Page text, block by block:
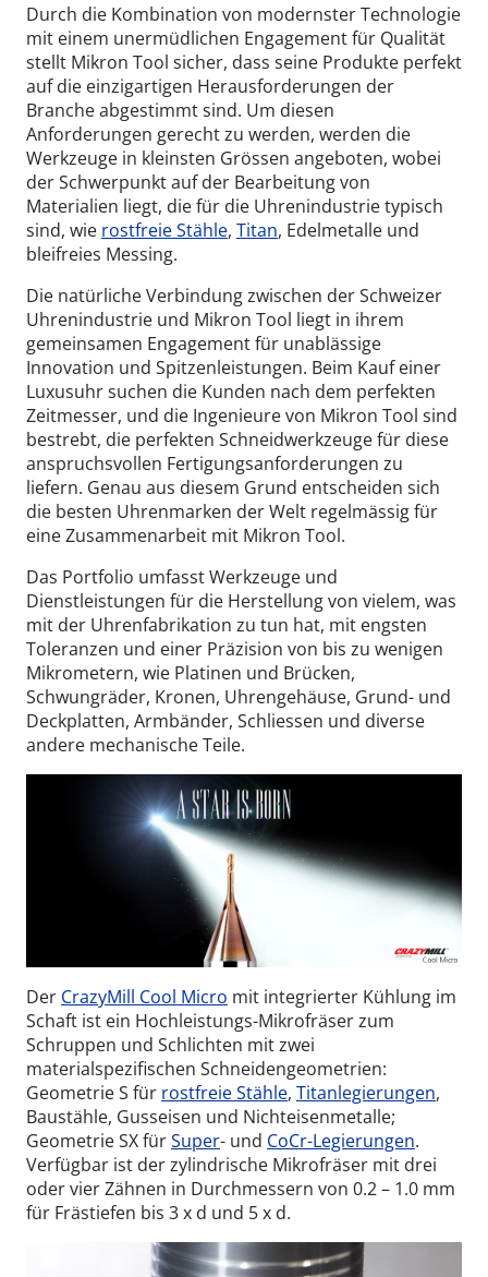
Durch die Kombination von modernster Technologie
mit einem unermüdlichen Engagement für Qualität
stellt Mikron Tool sicher, dass seine Produkte perfekt
auf die einzigartigen Herausforderungen der
Branche abgestimmt sind. Um diesen
Anforderungen gerecht zu werden, werden die
Werkzeuge in kleinsten Grössen angeboten, wobei
der Schwerpunkt auf der Bearbeitung von
Materialien liegt, die für die Uhrenindustrie typisch
sind, wie rostfreie Stähle, Titan, Edelmetalle und
bleifreies Messing.
Die natürliche Verbindung zwischen der Schweizer
Uhrenindustrie und Mikron Tool liegt in ihrem
gemeinsamen Engagement für unablässige
Innovation und Spitzenleistungen. Beim Kauf einer
Luxusuhr suchen die Kunden nach dem perfekten
Zeitmesser, und die Ingenieure von Mikron Tool sind
bestrebt, die perfekten Schneidwerkzeuge für diese
anspruchsvollen Fertigungsanforderungen zu
liefern. Genau aus diesem Grund entscheiden sich
die besten Uhrenmarken der Welt regelmässig für
eine Zusammenarbeit mit Mikron Tool.
Das Portfolio umfasst Werkzeuge und
Dienstleistungen für die Herstellung von vielem, was
mit der Uhrenfabrikation zu tun hat, mit engsten
Toleranzen und einer Präzision von bis zu wenigen
Mikrometern, wie Platinen und Brücken,
Schwungräder, Kronen, Uhrengehäuse, Grund- und
Deckplatten, Armbänder, Schliessen und diverse
andere mechanische Teile.
Der CrazyMill Cool Micro mit integrierter Kühlung im
Schaft ist ein Hochleistungs-Mikrofräser zum
Schruppen und Schlichten mit zwei
materialspezifischen Schneidengeometrien:
Geometrie S für rostfreie Stähle, Titanlegierungen,
Baustähle, Gusseisen und Nichteisenmetalle;
Geometrie SX fürSuper- und CoCr-Legierungen.
Verfügbar ist der zylindrische Mikrofräser mit drei
oder vier Zähnen in Durchmessern von 0.2 – 1.0 mm
für Frästiefen bis 3 x d und 5 x d.